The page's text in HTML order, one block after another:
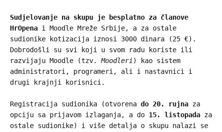
Sudjelovanje na skupu je besplatno za članove
HrOpena i Moodle Mreže Srbije, a za ostale
sudionike kotizacija iznosi 3000 dinara (25 €).
Dobrodošli su svi koji u svom radu koriste ili
razvijaju Moodle (tzv.Moodleri) kao sistem
administratori, programeri, ali i nastavnici i
drugi krajnji korisnici.
Registracija sudionika (otvorena do 20. rujna za
opciju sa prijavom izlaganja, a do 15. listopada za
ostale sudionike) i više detalja o skupu nalazi se